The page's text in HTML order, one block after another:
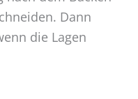
Dann
die Lagen